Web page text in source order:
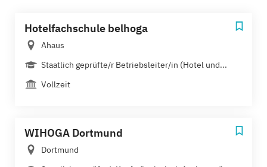
Hotelfachschule belhoga
Ahaus
Staatlich geprüfte/r Betriebsleiter/in (Hotel und...
Vollzeit
WIHOGA Dortmund
Dortmund